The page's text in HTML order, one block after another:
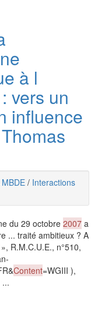
à l
vers un
influence
MBDE / Interactions
du 29 octobre 2007 a
... traité ambitieux ? A
», R.M.C.U.E., n°510,
Content=WGIII ),